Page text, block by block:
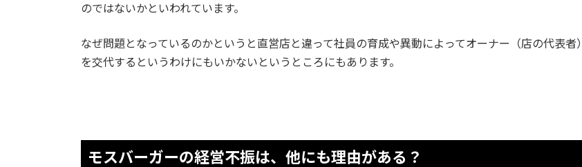
のではないかといわれています。
なぜ問題となっているのかというと直営店と違って社員の育成や異動によってオーナー（店の代表者）
を交代するというわけにもいかないというところにもあります。
モスバーガーの経営不振は、他にも理由がある？